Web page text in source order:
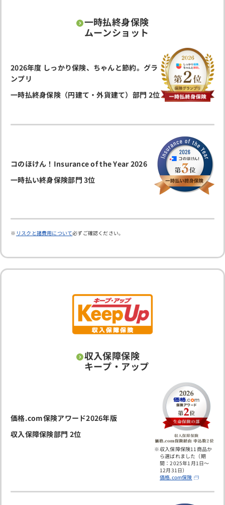
一時払終身保険
ムーンショット
2026年度 しっかり保険、ちゃんと節約。グラ
ンプリ
一時払終身保険（円建て・外貨建て）部門 2位
コのほけん！Insurance of the Year 2026
一時払い終身保険部門 3位
リスクと諸費用について必ずご確認ください。
収入保障保険
キープ・アップ
価格.com保険アワード2026年版
収入保障保険部門 2位
収入保障保険11商品か
ら選ばれました（期
間：2025年1月1日～
12月31日）
価格.com保険